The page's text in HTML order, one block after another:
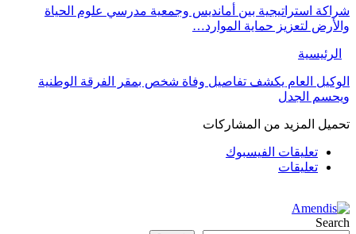
استراتيجية بين أمانديس وجمعية مدرسي علوم الحياة
لتعزيز حماية الموارد…
العام يكشف تفاصيل وفاة شخص بمقر الفرقة الوطنية
الجدل
المزيد من المشاركات
تعليقات الفيسبوك
تعليقات